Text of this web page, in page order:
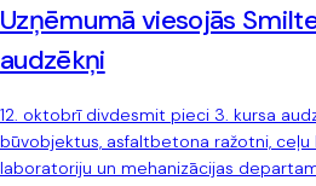
Uzņēmumā viesojās
audzēkņi
12. oktobrī divdesmit pieci 3. kursa
būvobjektus, asfaltbetona ražotni,
laboratoriju un mehanizācijas